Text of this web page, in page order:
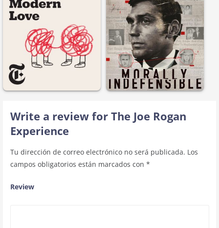
Write a review for The Joe Rogan
Experience
Tu dirección de correo electrónico no será publicada. Los
campos obligatorios están marcados con *
Review